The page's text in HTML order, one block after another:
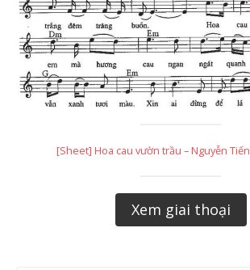
[Sheet] Hoa cau vườn trầu – Nguyễn Tiến
Xem giai thoại